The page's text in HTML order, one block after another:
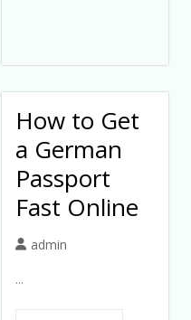
How to Get
a German
Passport
Fast Online
admin
...